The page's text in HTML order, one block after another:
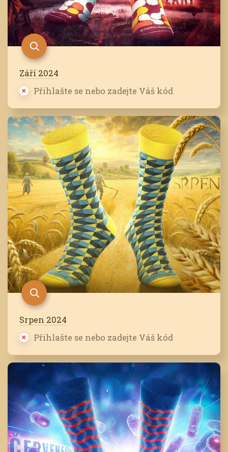
Září 2024
Přihlašte se nebo zadejte Váš kód
Srpen 2024
Přihlašte se nebo zadejte Váš kód